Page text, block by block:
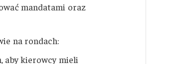
mandatami oraz
na rondach:
aby kierowcy mieli